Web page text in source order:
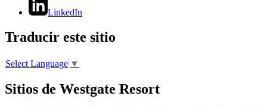
LinkedIn
Traducir este sitio
Select Language ▼
Sitios de Westgate Resort